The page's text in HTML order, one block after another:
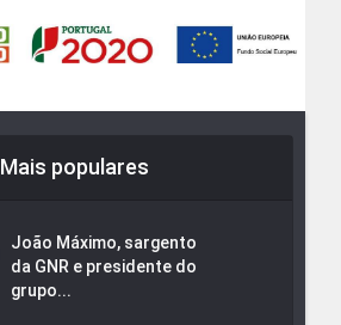
Mais populares
João Máximo, sargento
da GNR e presidente do
grupo...